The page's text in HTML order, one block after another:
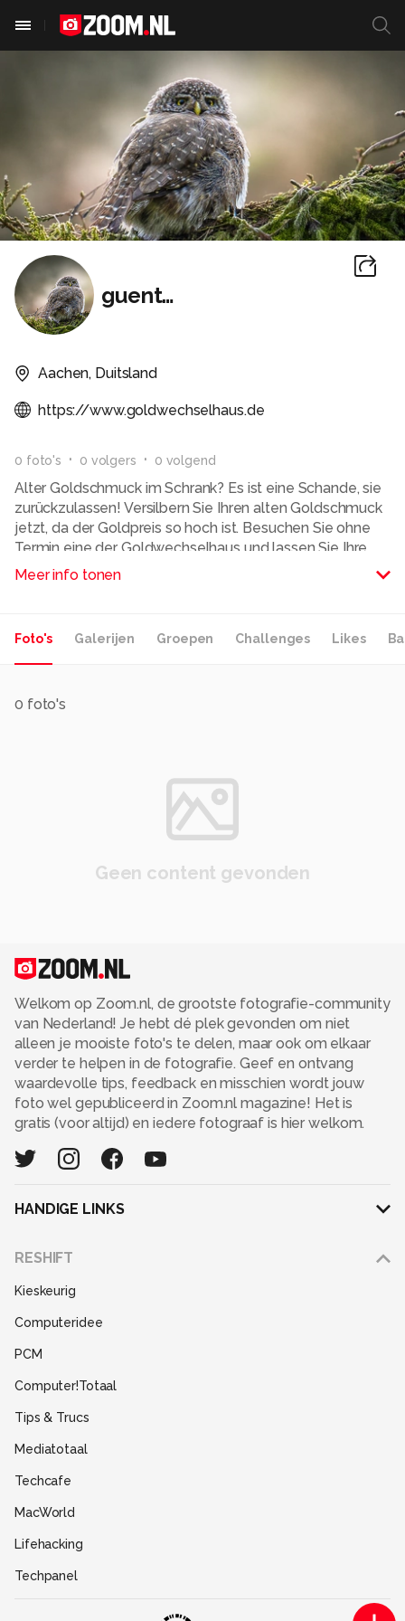
guenther
Aachen, Duitsland
https://www.goldwechselhaus.de
0 foto's 0 volgers 0 volgend
Alter Goldschmuck im Schrank? Es ist eine Schande, sie
zurückzulassen! Versilbern Sie Ihren alten Goldschmuck
jetzt, da der Goldpreis so hoch ist. Besuchen Sie ohne
Termin eine der Goldwechselhaus und lassen Sie Ihre
alten Goldringe, Ohrringe oder Halsketten kostenlos und
Meer info tonen
Foto's Galerijen Groepen Challenges Likes
0 foto's
Geen content gevonden
Welkom op Zoom.nl, de grootste fotografie-community
van Nederland! Je hebt dé plek gevonden om niet
alleen je mooiste foto's te delen, maar ook om elkaar
verder te helpen in de fotografie. Geef en ontvang
waardevolle tips, feedback en misschien wordt jouw
foto wel gepubliceerd in Zoom.nl magazine! Het is
gratis (voor altijd) en iedere fotograaf is hier welkom.
HANDIGE LINKS
RESHIFT
Kieskeurig
Computeridee
PCM
Computer!Totaal
Tips & Trucs
Mediatotaal
Techcafe
MacWorld
Lifehacking
Techpanel